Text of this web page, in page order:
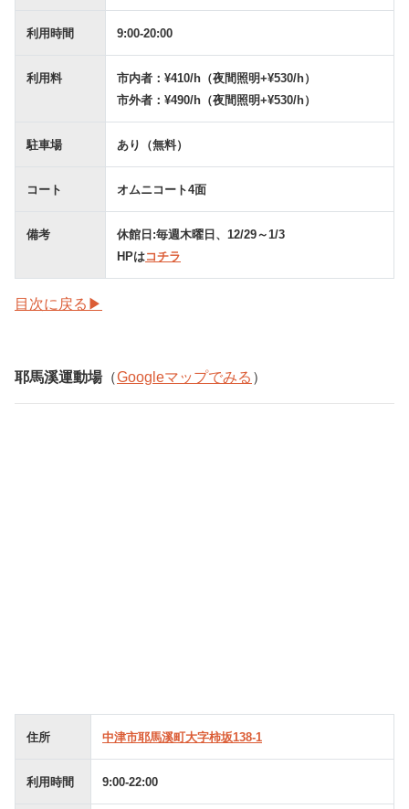
利用時間 9:00-20:00
利用料
市内者：¥410/h（夜間照明+¥530/h）
市外者：¥490/h（夜間照明+¥530/h）
駐車場 あり（無料）
コート オムニコート4面
備考
休館日:毎週木曜日、12/29～1/3
HPはコチラ
目次に戻る▶
耶馬溪運動場（Googleマップでみる ）
住所 中津市耶馬溪町大字柿坂138-1
利用時間 9:00-22:00